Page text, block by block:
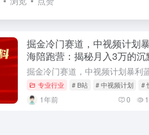
掘金冷门赛道，中视频计划
海陪跑营：揭秘月入3万的沉
专业行业 # B站 # 中视频计划 #
1年前 0